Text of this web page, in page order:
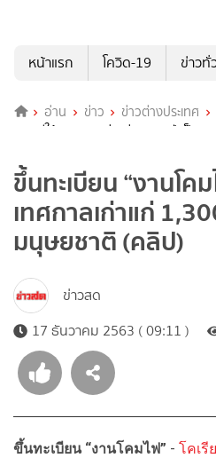
หน้าแรก
โควิด-19 ข่าวทั่
อ่าน ข่าว ข่าวต่างประเทศ
เกาหลีใต้-เทศกาลเก่าแก่ 1,300 ปี เป็น
ขึ้นทะเบียน “งานโค
เทศกาลเก่าแก่
มนุษยชาติ (คลิป)
ข่าวสด
17 ธันวาคม 2563 ( 09:11 )
ขึ้นทะเบียน “งานโคมไฟ” - โคเรี